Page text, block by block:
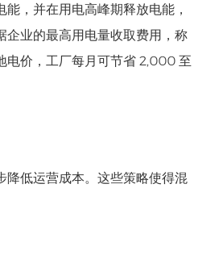
，并在用电高峰期释放电能，
企业的最高用电量收取费用，称
电价，工厂每月可节省 2,000 至
低运营成本。这些策略使得混